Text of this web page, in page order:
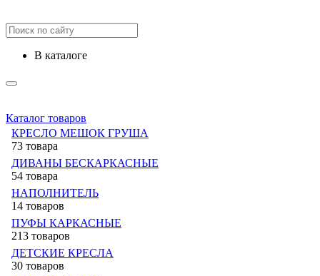
в каталоге
Каталог товаров
КРЕСЛО МЕШОК ГРУША
73 товара
ДИВАНЫ БЕСКАРКАСНЫЕ
54 товара
НАПОЛНИТЕЛЬ
14 товаров
ПУФЫ КАРКАСНЫЕ
213 товаров
ДЕТСКИЕ КРЕСЛА
30 товаров